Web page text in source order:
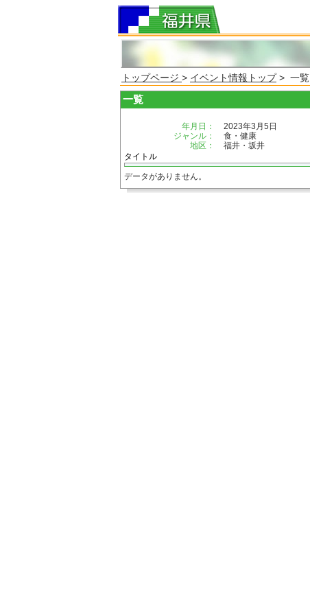
トップページ > イベント情報トップ> 一覧
一覧
年月日：
2023年3月5日
ジャンル：
食・健康
地区：
福井・坂井
タイトル
データがありません。